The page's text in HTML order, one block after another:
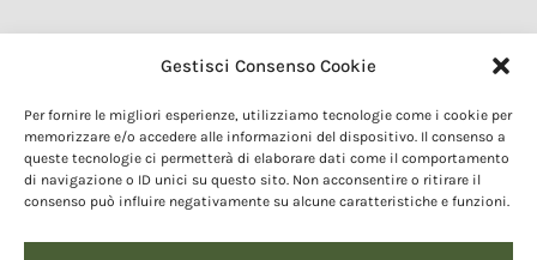
Gestisci Consenso Cookie
Per fornire le migliori esperienze, utilizziamo tecnologie come i cookie per
memorizzare e/o accedere alle informazioni del dispositivo. Il consenso a
queste tecnologie ci permetterà di elaborare dati come il comportamento
di navigazione o ID unici su questo sito. Non acconsentire o ritirare il
consenso può influire negativamente su alcune caratteristiche e funzioni.
Glossario DOP IGP
Marchi DOP IGP
Normativa prodotti DOP IGP
Consorzi di Tutela
Farm To Fork e prodotti DOP IGP